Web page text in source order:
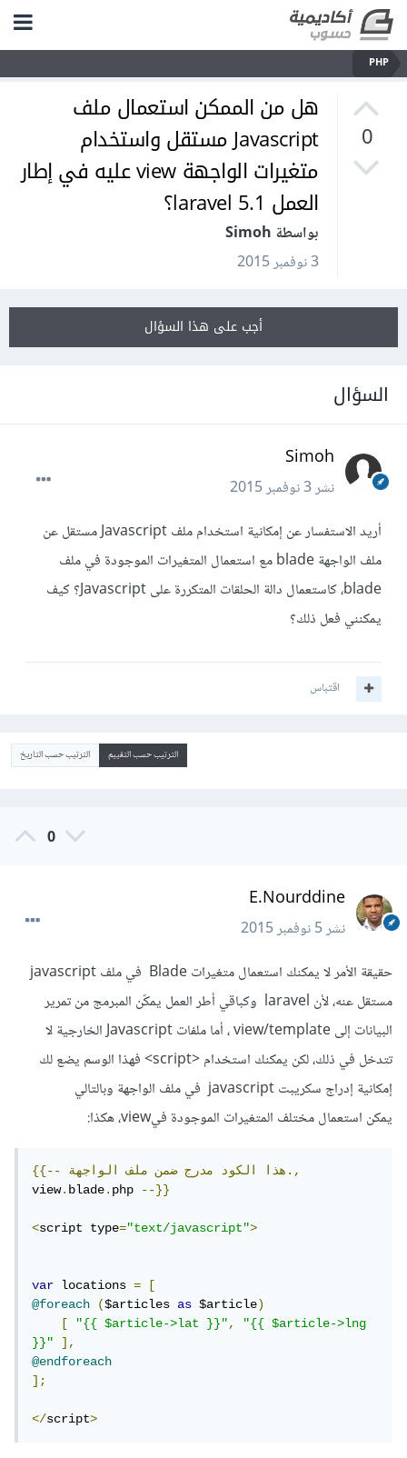
PHP
0
هل من الممكن استعمال ملف
Javascript مستقل واستخدام
متغيرات الواجهة view عليه في إطار
العمل laravel 5.1؟
بواسطة Simoh
3 نوفمبر 2015
أجب على هذا السؤال
السؤال
Simoh
نشر3 نوفمبر 2015
أريد الاستفسار عن إمكانية استخدام ملف Javascript مستقل عن
ملف الواجهة blade مع استعمال المتغيرات الموجودة في ملف
blade، كاستعمال دالة الحلقات المتكررة على Javascript؟ كيف
يمكنني فعل ذلك؟
اقتباس
الترتيب حسب التقييم الترتيب حسب التاريخ
0
E.Nourddine
نشر5 نوفمبر 2015
حقيقة الأمر لا يمكنك استعمال متغيرات Blade في ملف javascript
مستقل عنه، لأن laravel وكباقي أطر العمل يمكّن المبرمج من تمرير
البيانات إلى view/template ، أما ملفات Javascript الخارجية لا
تتدخل في ذلك، لكن يمكنك استخدام <script> فهذا الوسم يضع لك
إمكانية إدراج سكريبت javascript في ملف الواجهة وبالتالي
يمكن استعمال مختلف المتغيرات الموجودة فيview، هكذا:
{{-- هذا الكود مدرج ضمن ملف
الواجهة.,
view.blade.php --}}
<script type="text/javascript">
var locations =
[
@foreach
($articles as $article)
[
"{{ $article->lat }}",
"{{ $article->lng
}}"
],
@endforeach
];
</script>